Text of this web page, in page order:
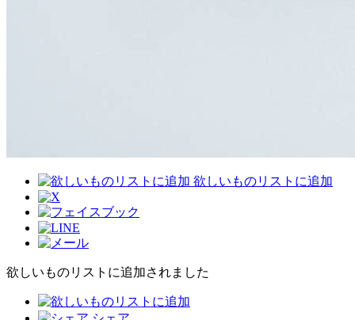
欲しいものリストに追加
欲しいものリストに追加されました